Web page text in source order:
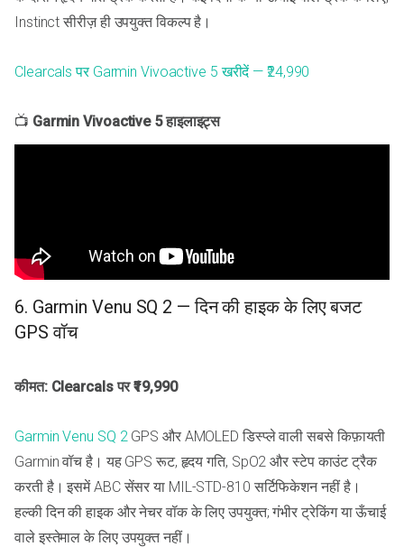
Instinct सीरीज़ ही उपयुक्त विकल्प है।
Clearcals पर Garmin Vivoactive 5 खरीदें — ₹24,990
📺 Garmin Vivoactive 5 हाइलाइट्स
6. Garmin Venu SQ 2 — दिन की हाइक के लिए बजट
GPS वॉच
कीमत: Clearcals पर ₹19,990
Garmin Venu SQ 2GPS और AMOLED डिस्प्ले वाली सबसे किफ़ायती
Garmin वॉच है। यह GPS रूट, हृदय गति, SpO2 और स्टेप काउंट ट्रैक
करती है। इसमें ABC सेंसर या MIL-STD-810 सर्टिफिकेशन नहीं है।
हल्की दिन की हाइक और नेचर वॉक के लिए उपयुक्त; गंभीर ट्रेकिंग या ऊँचाई
वाले इस्तेमाल के लिए उपयुक्त नहीं।